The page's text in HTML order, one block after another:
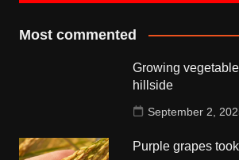
Most commented
Growing
hillside
September 2,
Purple grapes